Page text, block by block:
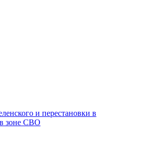
и перестановки в
в зоне СВО